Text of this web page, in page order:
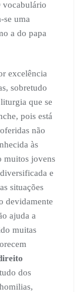
vocabulário
se uma
a do papa
excelência
sobretudo
que se
pois está
não
às
muitos jovens
e
situações
devidamente
ajuda a
muitas
dos